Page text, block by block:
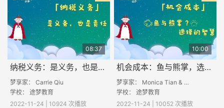
08:37
纳税义务：是义务，也是责任
梦享家： Carrie Qiu
学校： 途梦教育
2022-11-24 | 10924 次播放
10:00
机会成本：鱼与熊掌，选择的智慧!
梦享家： Monica Tian & Vivian Luo
学校： 途梦教育
2022-11-24 | 10052 次播放